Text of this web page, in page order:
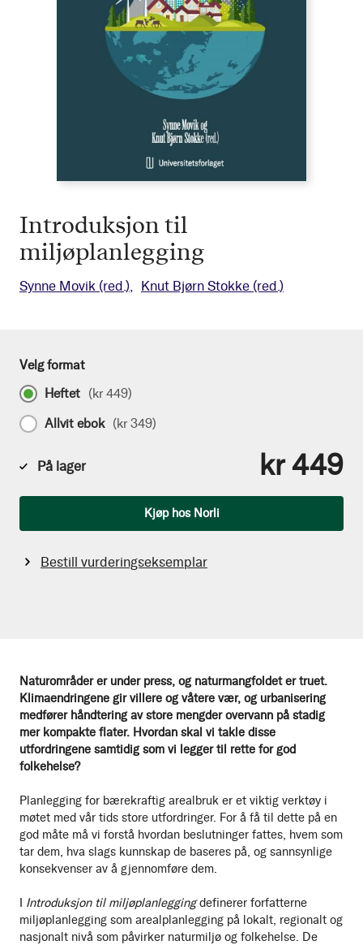
Introduksjon til
miljøplanlegging
Synne Movik (red.) Knut Bjørn Stokke (red.)
Naturområder er under press, og naturmangfoldet er truet.
Klimaendringene gir villere og våtere vær, og urbanisering
medfører håndtering av store mengder overvann på stadig
mer kompakte flater. Hvordan skal vi takle disse
utfordringene samtidig som vi legger til rette for god
folkehelse?
Planlegging for bærekraftig arealbruk er et viktig verktøy i
møtet med vår tids store utfordringer. For å få til dette på en
god måte må vi forstå hvordan beslutninger fattes, hvem som
tar dem, hva slags kunnskap de baseres på, og sannsynlige
konsekvenser av å gjennomføre dem.
I Introduksjon til miljøplanleggingdefinerer forfatterne
miljøplanlegging som arealplanlegging på lokalt, regionalt og
nasjonalt nivå som påvirker naturmiljø og folkehelse. De
Velg format
Heftet (kr 449)
Allvit ebok (kr 349)
På lager kr 449
Kjøp hos Norli
Bestill vurderingseksemplar